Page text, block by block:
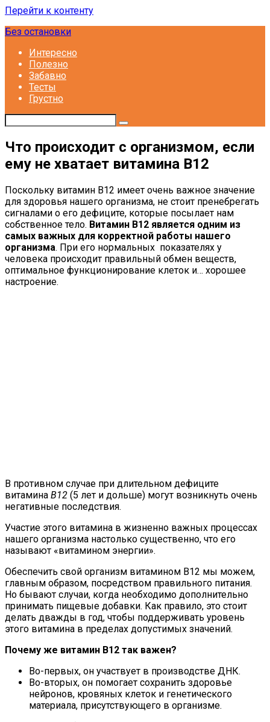
Перейти к контенту
Без остановки
Интересно
Полезно
Забавно
Тесты
Грустно
Что происходит с организмом, если
ему не хватает витамина В12
Поскольку витамин В12 имеет очень важное значение
для здоровья нашего организма, не стоит пренебрегать
сигналами о его дефиците, которые посылает нам
собственное тело. Витамин В12 является одним из
самых важных для корректной работы нашего
организма. При его нормальных показателях у
человека происходит правильный обмен веществ,
оптимальное функционирование клеток и… хорошее
настроение.
В противном случае при длительном дефиците
витамина В12 (5 лет и дольше) могут возникнуть очень
негативные последствия.
Участие этого витамина в жизненно важных процессах
нашего организма настолько существенно, что его
называют «витамином энергии».
Обеспечить свой организм витамином В12 мы можем,
главным образом, посредством правильного питания.
Но бывают случаи, когда необходимо дополнительно
принимать пищевые добавки. Как правило, это стоит
делать дважды в год, чтобы поддерживать уровень
этого витамина в пределах допустимых значений.
Почему же витамин В12 так важен?
Во-первых, он участвует в производстве ДНК.
Во-вторых, он помогает сохранить здоровье
нейронов, кровяных клеток и генетического
материала, присутствующего в организме.